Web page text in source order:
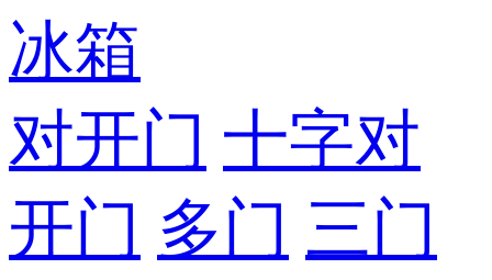
冰箱
对开门 十字对
开门 多门 三门